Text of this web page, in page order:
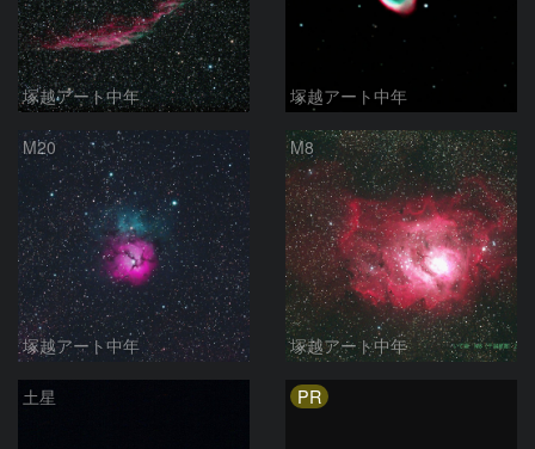
塚越アート中年 塚越アート中年
M20
塚越アート中年
M8
塚越アート中年
土星 PR